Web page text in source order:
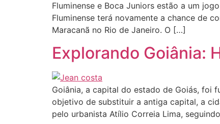
Fluminense e Boca Juniors estão a um
Fluminense terá novamente a chance de
Maracanã no Rio de Janeiro. O […]
Explorando Goiânia:
Goiânia, a capital do estado de Goiás, foi
objetivo de substituir a antiga capital, a
pelo urbanista Atílio Correia Lima,